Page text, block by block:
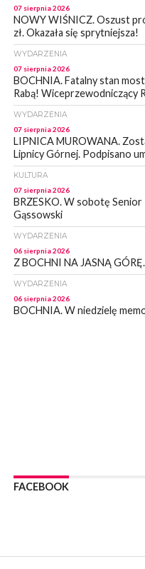
07 sierpnia 2026
NOWY WIŚNICZ. Oszust
zł. Okazała się sprytniejsza!
WYDARZENIA
07 sierpnia 2026
BOCHNIA. Fatalny stan
Rabą! Wiceprzewodniczący
WYDARZENIA
07 sierpnia 2026
LIPNICA MUROWANA.
Lipnicy Górnej. Podpisano
KULTURA
07 sierpnia 2026
BRZESKO. W sobotę
Gąssowski
WYDARZENIA
06 sierpnia 2026
Z BOCHNI NA JASNĄ
WYDARZENIA
06 sierpnia 2026
BOCHNIA. W niedzielę
06 sierpnia 2026
POWIAT BRZESKI. W
FACEBOOK